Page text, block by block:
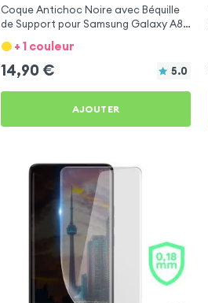
Coque Antichoc Noire avec Béquille
de Support pour Samsung Galaxy A8
+ 1 couleur
14,90 € 5.0
AJOUTER